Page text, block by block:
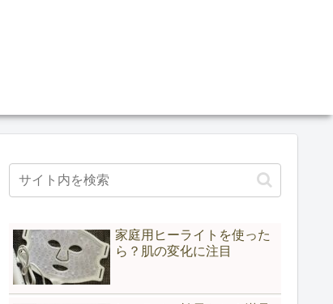
家庭用ヒーライトを使った
ら？肌の変化に注目